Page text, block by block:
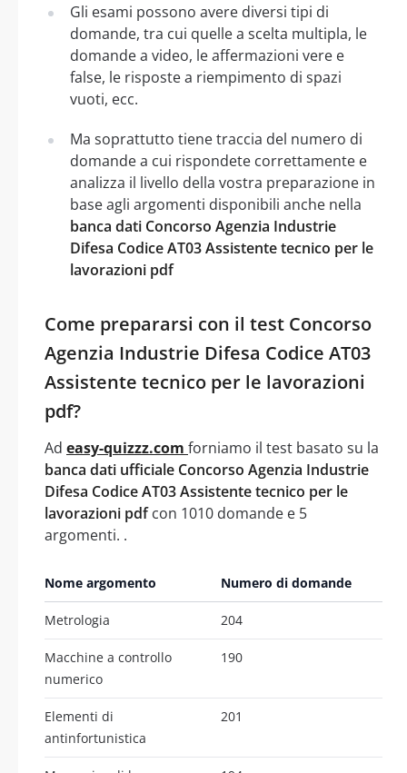
Gli esami possono avere diversi tipi di
domande, tra cui quelle a scelta multipla, le
domande a video, le affermazioni vere e
false, le risposte a riempimento di spazi
vuoti, ecc.
Ma soprattutto tiene traccia del numero di
domande a cui rispondete correttamente e
analizza il livello della vostra preparazione in
base agli argomenti disponibili anche nella
banca dati Concorso Agenzia Industrie
Difesa Codice AT03 Assistente tecnico per le
lavorazioni pdf
Come prepararsi con il test Concorso
Agenzia Industrie Difesa Codice AT03
Assistente tecnico per le lavorazioni
pdf?
Ad easy-quizzz.com forniamo il test basato su la
banca dati ufficiale Concorso Agenzia Industrie
Difesa Codice AT03 Assistente tecnico per le
lavorazioni pdfcon 1010 domande e 5
argomenti. .
Nome argomento Numero di domande
Metrologia 204
Macchine a controllo
numerico
190
Elementi di
antinfortunistica
201